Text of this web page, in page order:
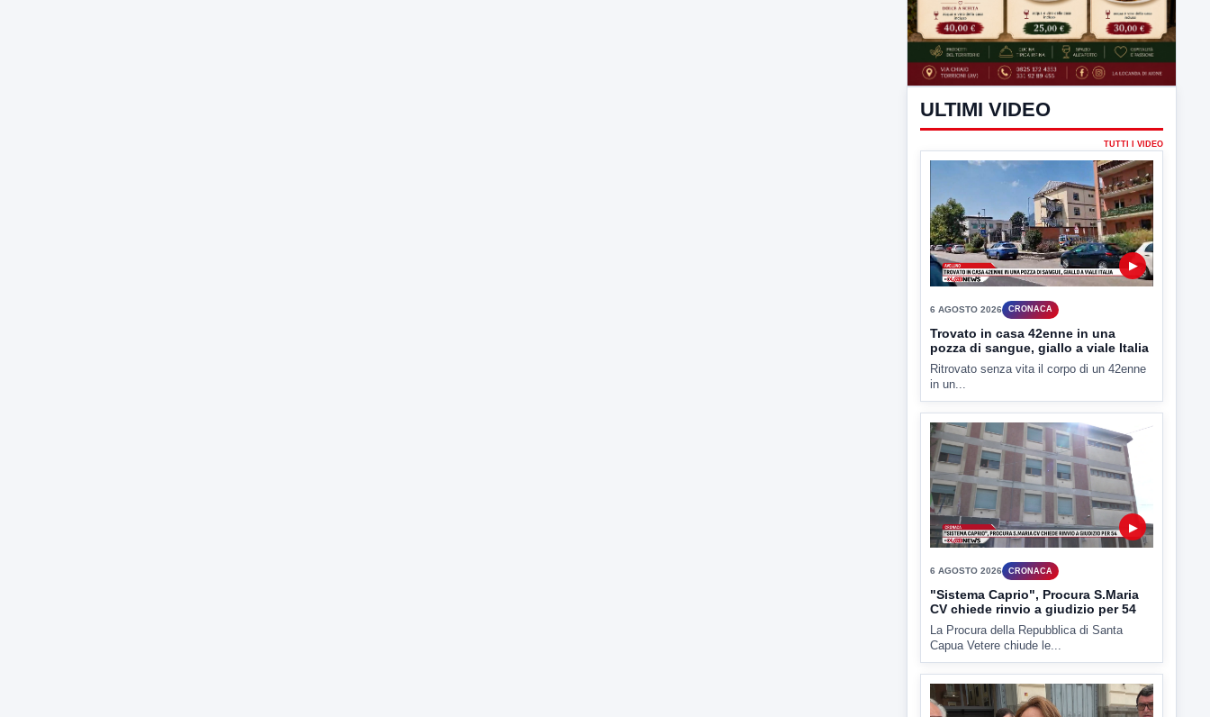
ULTIMI VIDEO
▶
6 AGOSTO 2026 CRONACA
Trovato in casa 42enne in una
pozza di sangue, giallo a viale Italia
Ritrovato senza vita il corpo di un 42enne
in un...
▶
6 AGOSTO 2026 CRONACA
"Sistema Caprio", Procura S.Maria
CV chiede rinvio a giudizio per 54
La Procura della Repubblica di Santa
Capua Vetere chiude le...